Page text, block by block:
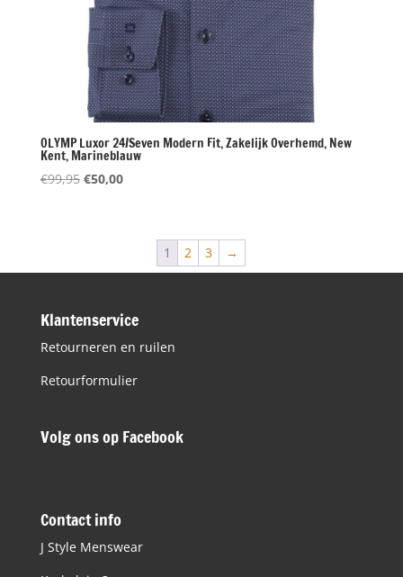
OLYMP Luxor 24/Seven Modern Fit, Zakelijk Overhemd, New
Kent, Marineblauw
€99,95 Oorspronkelijke
€50,00Huidige
€50,00.
1 2 3 →
Klantenservice
Retourneren en ruilen
Retourformulier
Volg ons op Facebook
Contact info
J Style Menswear